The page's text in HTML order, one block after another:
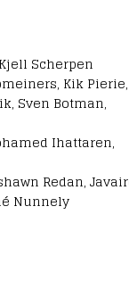
Scherpen
Kik Pierie,
Sven Botman,
Ihattaren,
Redan,
Nunnely